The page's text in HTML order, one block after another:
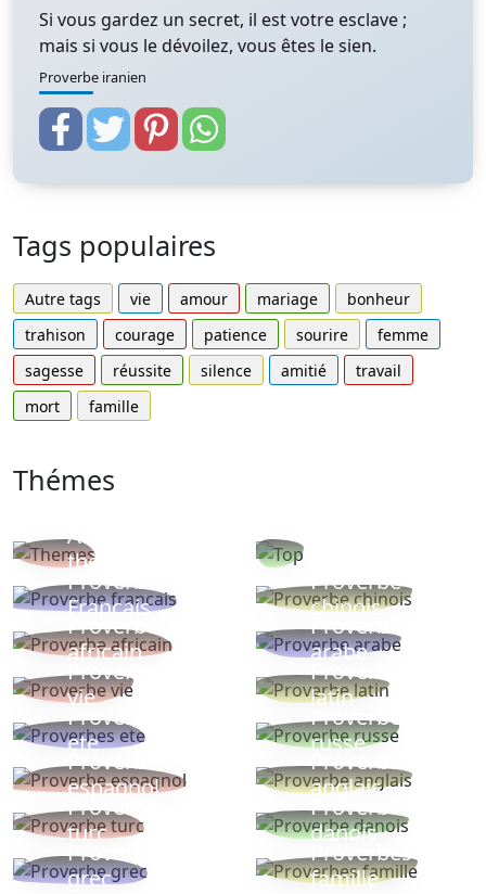
Si vous gardez un secret, il est votre esclave ;
mais si vous le dévoilez, vous êtes le sien.
Proverbe iranien
Tags populaires
Autre tags vie amour mariage
bonheur
trahison
courage patience sourire
femme
sagesse
réussite silence amitié
travail
mort
famille
Thémes
Autres
thèmes
Proverbe
Français
Proverbe
chinois
Proverbe
africain
Proverbe
arabe
Proverbe
vie
Proverbe
latin
Proverbes
ete
Proverbe
russe
Proverbe
espagnol
Proverbe
anglais
Proverbe
turc
Proverbe
danois
Proverbe
grec
Proverbes
famille